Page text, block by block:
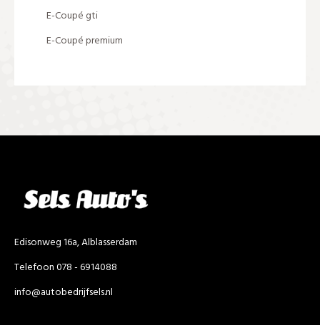
E-Coupé gti
E-Coupé premium
Edisonweg 16a, Alblasserdam
Telefoon 078 - 6914088
info@autobedrijfsels.nl